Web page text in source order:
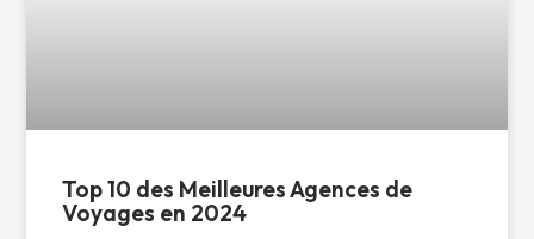
Top 10 des Meilleures Agences de
Voyages en 2024